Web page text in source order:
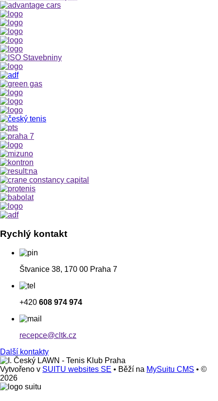
Rychlý kontakt
Štvanice 38, 170 00 Praha 7
+420 608 974 974
recepce@cltk.cz
Další kontakty
Vytvořeno v SUITU websites SE • Běží na MySuitu CMS • ©
2026